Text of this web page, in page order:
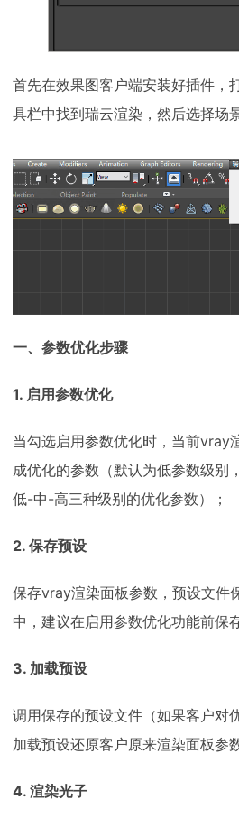
首先在效果图客户端安装好插件，
具栏中找到瑞云渲染，然后选择场
一、参数优化步骤
1. 启用参数优化
当勾选启用参数优化时，当前vray
成优化的参数（默认为低参数级别
低-中-高三种级别的优化参数）；
2. 保存预设
保存vray渲染面板参数，预设文件
中，建议在启用参数优化功能前保
3. 加载预设
调用保存的预设文件（如果客户对
加载预设还原客户原来渲染面板参
4. 渲染光子